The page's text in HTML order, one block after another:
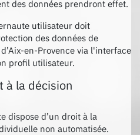
des données prendront effet.
utilisateur doit
des données de
en-Provence via l'interface
profil utilisateur.
à la décision
dispose d’un droit à la
non automatisée.